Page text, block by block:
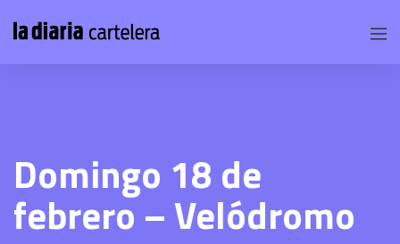
Domingo 18 de
febrero – Velódromo